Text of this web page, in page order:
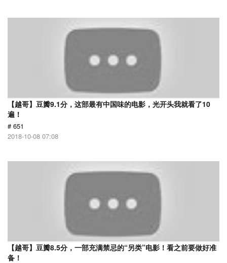
【越哥】豆瓣9.1分，这部最有中国味的电影，光开头我就看了10
遍！
# 651
2018-10-08 07:08
【越哥】豆瓣8.5分，一部充满禁忌的“另类”电影！看之前要做好准
备！